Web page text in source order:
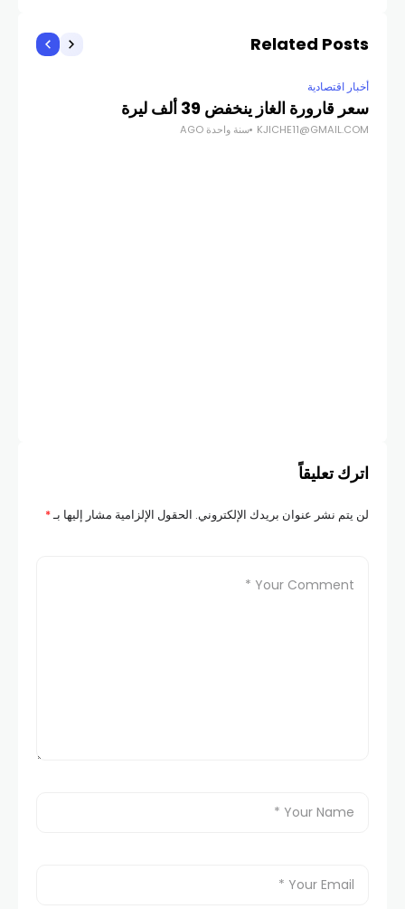
Related Posts
أخبار اقتصادية
سعر قارورة الغاز ينخفض 39 ألف ليرة
KJICHE11@GMAIL.COM سنة واحدة AGO
اترك تعليقاً
لن يتم نشر عنوان بريدك الإلكتروني. الحقول الإلزامية مشار إليها بـ*